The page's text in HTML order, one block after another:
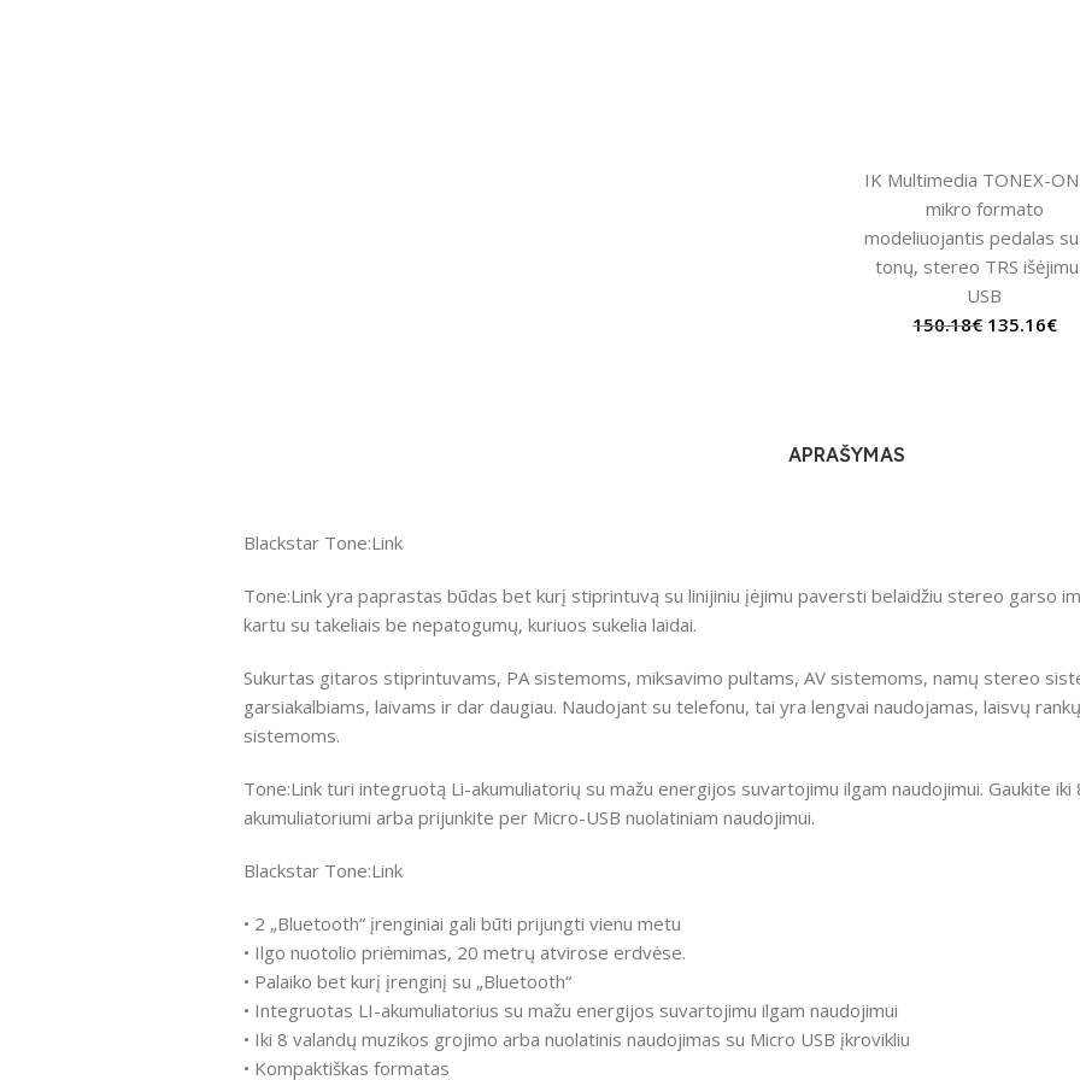
IK Multimedia TONEX-
mikro formato
modeliuojantis pedalas
tonų, stereo TRS
USB
150.18€ 135.16€
APRAŠYMAS
Blackstar Tone:Link
Tone:Link yra paprastas būdas bet kurį stiprintuvą su linijiniu įėjimu paversti belaidžiu stereo garso
kartu su takeliais be nepatogumų, kuriuos sukelia laidai.
Sukurtas gitaros stiprintuvams, PA sistemoms, miksavimo pultams, AV sistemoms, namų stereo
garsiakalbiams, laivams ir dar daugiau. Naudojant su telefonu, tai yra lengvai naudojamas, laisvų
sistemoms.
Tone:Link turi integruotą Li-akumuliatorių su mažu energijos suvartojimu ilgam naudojimui. Gaukite
akumuliatoriumi arba prijunkite per Micro-USB nuolatiniam naudojimui.
Blackstar Tone:Link
• 2 „Bluetooth“ įrenginiai gali būti prijungti vienu metu
• Ilgo nuotolio priėmimas, 20 metrų atvirose erdvėse.
• Palaiko bet kurį įrenginį su „Bluetooth“
• Integruotas LI-akumuliatorius su mažu energijos suvartojimu ilgam naudojimui
• Iki 8 valandų muzikos grojimo arba nuolatinis naudojimas su Micro USB įkrovikliu
• Kompaktiškas formatas